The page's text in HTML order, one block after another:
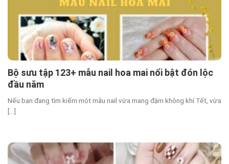
Bộ sưu tập 123+ mẫu nail hoa mai nổi bật đón lộc
đầu năm
Nếu bạn đang tìm kiếm một mẫu nail vừa mang đậm không khí Tết, vừa
[...]